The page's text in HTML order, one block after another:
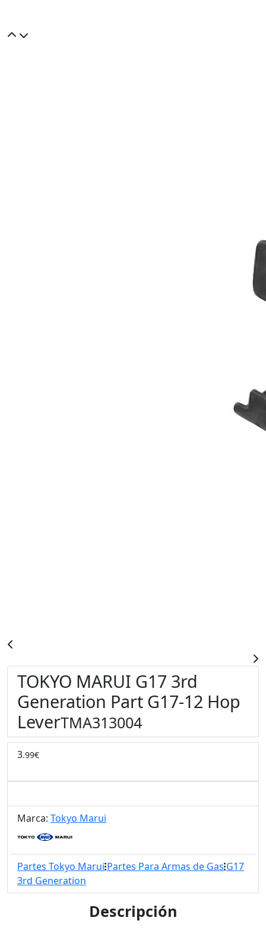
TOKYO MARUI G17 3rd
Generation Part G17-12 Hop
LeverTMA313004
3.99€
Marca: Tokyo Marui
Partes Tokyo Marui Partes Para Armas de Gas G17
3rd Generation
Descripción